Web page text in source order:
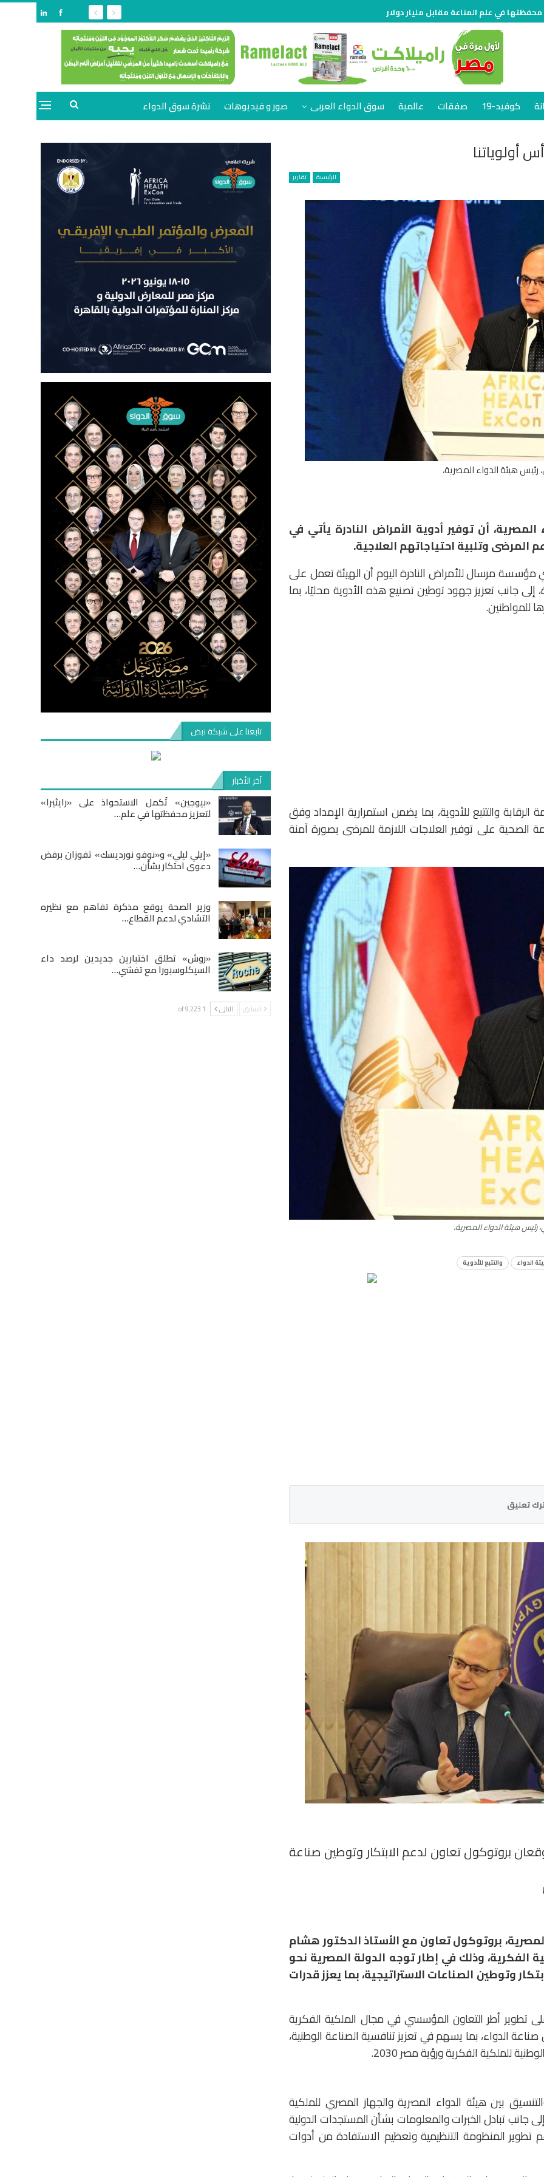
في علم المناعة مقابل مليار دولار
كوفيد-19 صفقات عالمية سوق الدواء العربى صور و فيديوهات نشرة سوق الدواء
أولوياتنا
الرئيسية تقارير
رئيس هيئة الدواء المصرية،
أن توفير أدوية الأمراض النادرة يأتي في
المرضى وتلبية احتياجاتهم العلاجية.
مرسال للأمراض النادرة اليوم أن الهيئة تعمل على
إلى جانب تعزيز جهود توطين تصنيع هذه الأدوية محليًا، بما
للمواطنين.
والتتبع للأدوية، بما يضمن استمرارية الإمداد وفق
الصحية على توفير العلاجات اللازمة للمرضى بصورة آمنة
رئيس هيئة الدواء المصرية،
الدواء والتتبع للأدوية
تعليق
بروتوكول تعاون لدعم الابتكار وتوطين صناعة
بروتوكول تعاون مع الأستاذ الدكتور هشام
وذلك في إطار توجه الدولة المصرية نحو
وتوطين الصناعات الاستراتيجية، بما يعزز قدرات
تطوير أطر التعاون المؤسسي في مجال الملكية الفكرية
صناعة الدواء، بما يسهم في تعزيز تنافسية الصناعة الوطنية،
للملكية الفكرية ورؤية مصر 2030.
بين هيئة الدواء المصرية والجهاز المصري للملكية
جانب تبادل الخبرات والمعلومات بشأن المستجدات الدولية
تطوير المنظومة التنظيمية وتعظيم الاستفادة من أدوات
تابعنا على شبكة نبض
آخر الأخبار
«بيوجين» تُكمل الاستحواذ على «رايثيرا»
لتعزيز محفظتها في علم…
«إيلي ليلي» و«نوفو نورديسك» تفوزان برفض
دعوى احتكار بشأن…
وزير الصحة يوقع مذكرة تفاهم مع نظيره
التشادي لدعم القطاع…
«روش» تطلق اختبارين جديدين لرصد داء
السيكلوسبورا مع تفشي…
السابق التالى 1 of 9٬223